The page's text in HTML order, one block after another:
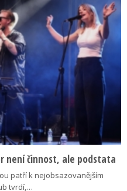
není činnost, ale podstata
patří k nejobsazovanějším
tvrdí,…